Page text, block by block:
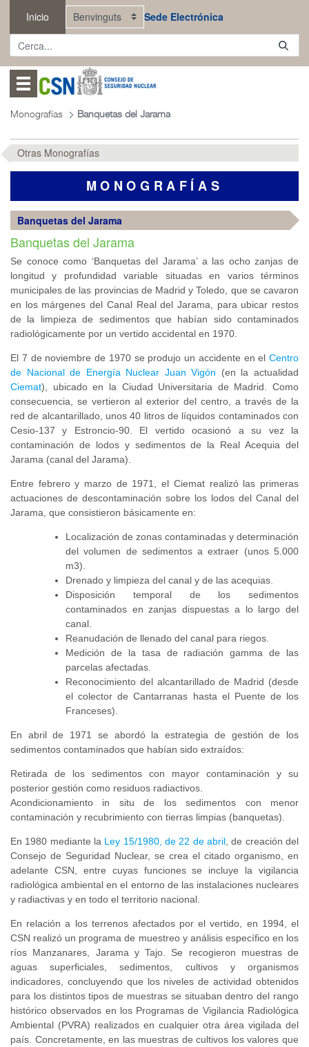
Salta al contingut principal
Inicio Sede Electrónica
Abrir menú
Monografías Banquetas del Jarama
Otras Monografías
MONOGRAFÍAS
Banquetas del Jarama
Banquetas del Jarama
Se conoce como ‘Banquetas del Jarama’ a las ocho zanjas de
longitud y profundidad variable situadas en varios términos
municipales de las provincias de Madrid y Toledo, que se cavaron
en los márgenes del Canal Real del Jarama, para ubicar restos
de la limpieza de sedimentos que habían sido contaminados
radiológicamente por un vertido accidental en 1970.
El 7 de noviembre de 1970 se produjo un accidente en el Centro
de Nacional de Energía Nuclear Juan Vigón (en la actualidad
Ciemat), ubicado en la Ciudad Universitaria de Madrid. Como
consecuencia, se vertieron al exterior del centro, a través de la
red de alcantarillado, unos 40 litros de líquidos contaminados con
Cesio-137 y Estroncio-90. El vertido ocasionó a su vez la
contaminación de lodos y sedimentos de la Real Acequia del
Jarama (canal del Jarama).
Entre febrero y marzo de 1971, el Ciemat realizó las primeras
actuaciones de descontaminación sobre los lodos del Canal del
Jarama, que consistieron básicamente en:
Localización de zonas contaminadas y determinación
del volumen de sedimentos a extraer (unos 5.000
m3).
Drenado y limpieza del canal y de las acequias.
Disposición temporal de los sedimentos
contaminados en zanjas dispuestas a lo largo del
canal.
Reanudación de llenado del canal para riegos.
Medición de la tasa de radiación gamma de las
parcelas afectadas.
Reconocimiento del alcantarillado de Madrid (desde
el colector de Cantarranas hasta el Puente de los
Franceses).
En abril de 1971 se abordó la estrategia de gestión de los
sedimentos contaminados que habían sido extraídos:
Retirada de los sedimentos con mayor contaminación y su
posterior gestión como residuos radiactivos.
Acondicionamiento in situ de los sedimentos con menor
contaminación y recubrimiento con tierras limpias (banquetas).
En 1980 mediante la Ley 15/1980, de 22 de abril , de creación del
Consejo de Seguridad Nuclear, se crea el citado organismo, en
adelante CSN, entre cuyas funciones se incluye la vigilancia
radiológica ambiental en el entorno de las instalaciones nucleares
y radiactivas y en todo el territorio nacional.
En relación a los terrenos afectados por el vertido, en 1994, el
CSN realizó un programa de muestreo y análisis específico en los
ríos Manzanares, Jarama y Tajo. Se recogieron muestras de
aguas superficiales, sedimentos, cultivos y organismos
indicadores, concluyendo que los niveles de actividad obtenidos
para los distintos tipos de muestras se situaban dentro del rango
histórico observados en los Programas de Vigilancia Radiológica
Ambiental (PVRA) realizados en cualquier otra área vigilada del
país. Concretamente, en las muestras de cultivos los valores que